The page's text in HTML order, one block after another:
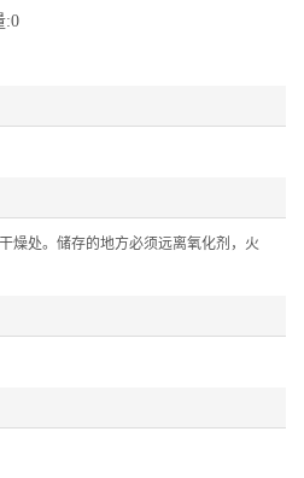
:0
燥处。储存的地方必须远离氧化剂，火